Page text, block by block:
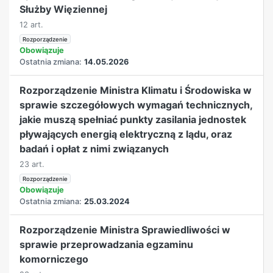
Służby Więziennej
12 art.
Rozporządzenie
Obowiązuje
Ostatnia zmiana: 14.05.2026
Rozporządzenie Ministra Klimatu i Środowiska w
sprawie szczegółowych wymagań technicznych,
jakie muszą spełniać punkty zasilania jednostek
pływających energią elektryczną z lądu, oraz
badań i opłat z nimi związanych
23 art.
Rozporządzenie
Obowiązuje
Ostatnia zmiana: 25.03.2024
Rozporządzenie Ministra Sprawiedliwości w
sprawie przeprowadzania egzaminu
komorniczego